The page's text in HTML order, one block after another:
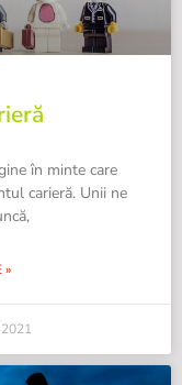
în minte care
carieră. Unii ne
»